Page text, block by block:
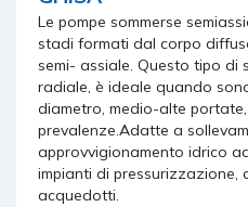
Le pompe sommerse
stadi formati dal corpo
semi- assiale. Questo tipo di
radiale, è ideale quando
diametro, medio-alte
prevalenze.Adatte a
approvvigionamento idrico
impianti di pressurizzazione,
acquedotti.